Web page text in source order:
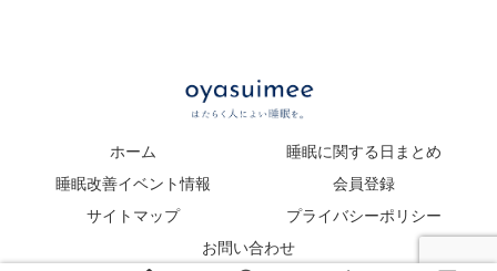
ホーム
睡眠に関する日まとめ
睡眠改善イベント情報
会員登録
サイトマップ
プライバシーポリシー
お問い合わせ